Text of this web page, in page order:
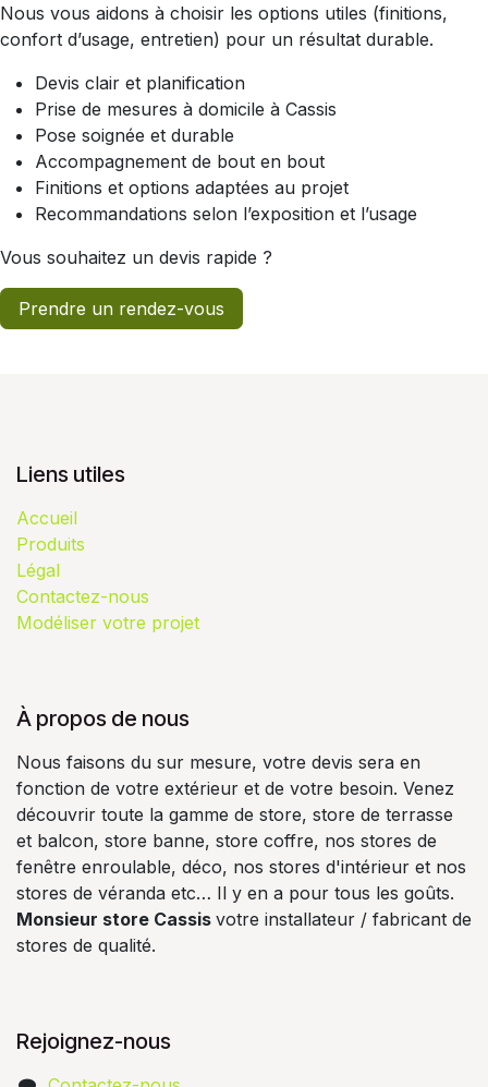
Nous vous aidons à choisir les options utiles (finitions,
confort d’usage, entretien) pour un résultat durable.
Devis clair et planification
Prise de mesures à domicile à Cassis
Pose soignée et durable
Accompagnement de bout en bout
Finitions et options adaptées au projet
Recommandations selon l’exposition et l’usage
Vous souhaitez un devis rapide ?
Prendre un rendez-vous
Liens utiles
Accueil
Produits
Légal
Contactez-nous
Modéliser votre projet
À propos de nous
Nous faisons du sur mesure, votre devis sera en
fonction de votre extérieur et de votre besoin. Venez
découvrir toute la gamme de store, store de terrasse
et balcon, store banne, store coffre, nos stores de
fenêtre enroulable, déco, nos stores d'intérieur et nos
stores de véranda etc… Il y en a pour tous les goûts.
Monsieur store Cassis votre installateur / fabricant de
stores de qualité.
Rejoignez-nous